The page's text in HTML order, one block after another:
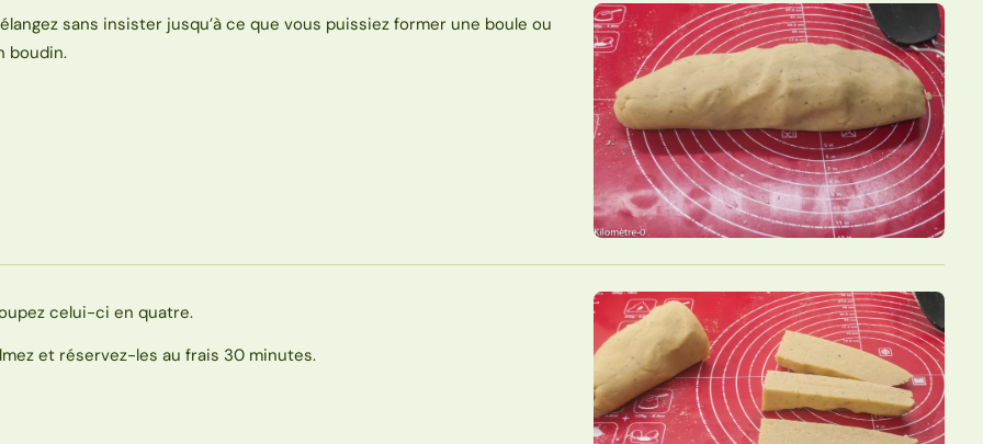
sans insister jusqu’à ce que vous puissiez former une boule ou
boudin.
celui-ci en quatre.
et réservez-les au frais 30 minutes.